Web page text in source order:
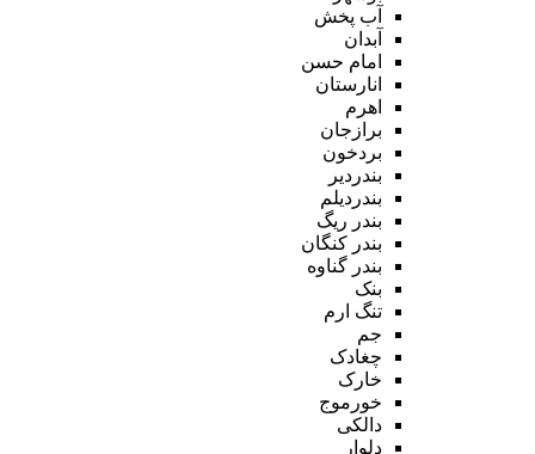
آب پخش
آبدان
امام حسن
انارستان
اهرم
برازجان
بردخون
بندردیر
بندردیلم
بندر ریگ
بندر کنگان
بندر گناوه
بنک
تنگ ارم
جم
چغادک
خارک
خورموج
دالکی
دلوار